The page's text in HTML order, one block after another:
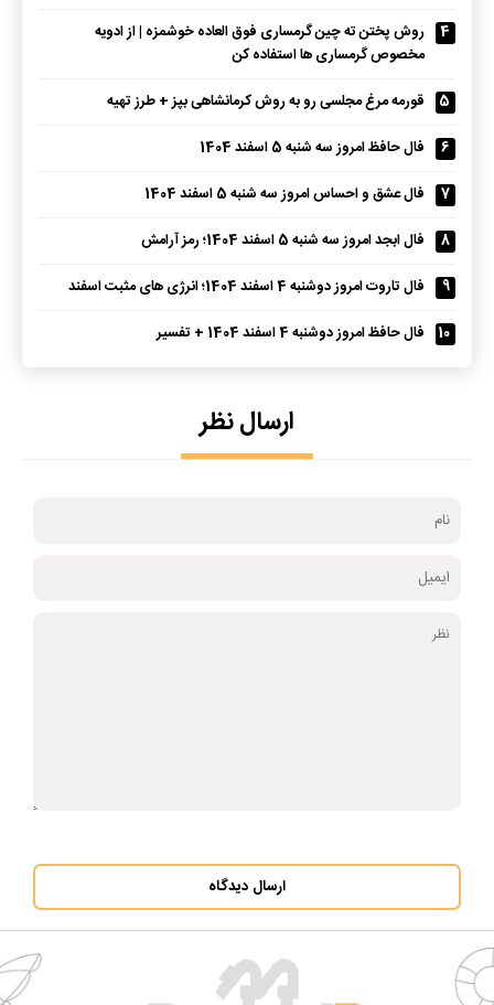
4
روش پختن ته چین گرمساری فوق العاده خوشمزه | از ادویه
مخصوص گرمساری ها استفاده کن
5
قورمه مرغ مجلسی رو به روش کرمانشاهی بپز + طرز تهیه
6
فال حافظ امروز سه شنبه 5 اسفند 1404
7
فال عشق و احساس امروز سه شنبه 5 اسفند 1404
8
فال ابجد امروز سه شنبه 5 اسفند 1404؛ رمز آرامش
9
فال تاروت امروز دوشنبه 4 اسفند 1404؛ انرژی های مثبت اسفند
10
فال حافظ امروز دوشنبه 4 اسفند 1404 + تفسیر
ارسال نظر
ارسال دیدگاه